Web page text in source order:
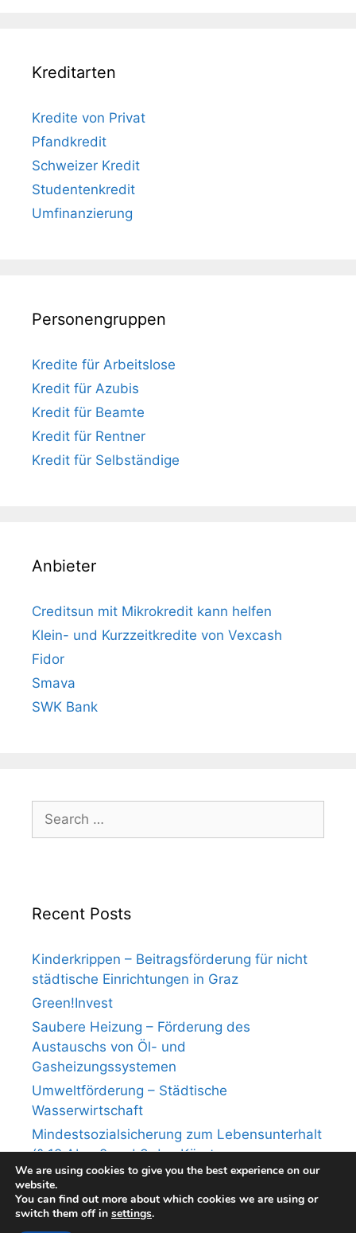
Kreditarten
Kredite von Privat
Pfandkredit
Schweizer Kredit
Studentenkredit
Umfinanzierung
Personengruppen
Kredite für Arbeitslose
Kredit für Azubis
Kredit für Beamte
Kredit für Rentner
Kredit für Selbständige
Anbieter
Creditsun mit Mikrokredit kann helfen
Klein- und Kurzzeitkredite von Vexcash
Fidor
Smava
SWK Bank
for:
Recent Posts
Kinderkrippen – Beitragsförderung für nicht
städtische Einrichtungen in Graz
Green!Invest
Saubere Heizung – Förderung des
Austauschs von Öl- und
Gasheizungssystemen
Umweltförderung – Städtische
Wasserwirtschaft
Mindestsozialsicherung zum Lebensunterhalt
(§ 12 Abs. 2 und 3 des Kärntner
Mindestsicherungsgesetzes)
We are using cookies to give you the best experience on our
website.
You can find out more about which cookies we are using or
switch them off in settings.